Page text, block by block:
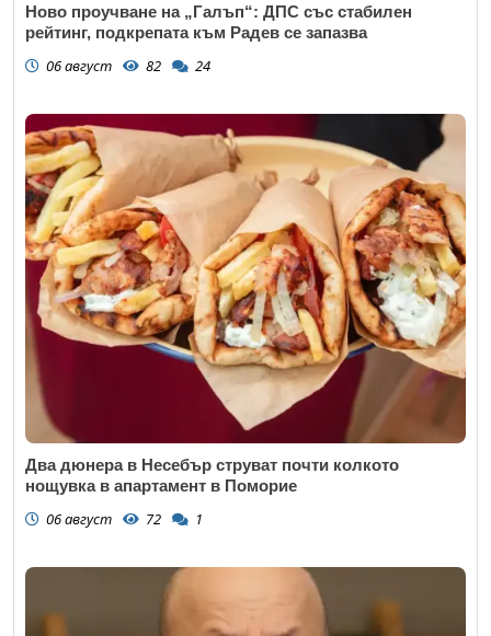
Ново проучване на „Галъп“: ДПС със стабилен
рейтинг, подкрепата към Радев се запазва
06 август 82 24
Два дюнера в Несебър струват почти колкото
нощувка в апартамент в Поморие
06 август 72 1